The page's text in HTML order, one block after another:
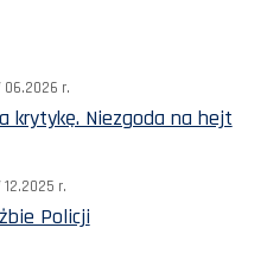
06.2026 r.
krytykę. Niezgoda na hejt
r.
Policji